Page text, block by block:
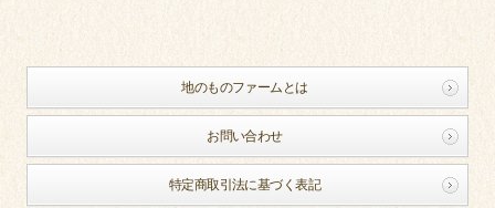
地のものファームとは
お問い合わせ
特定商取引法に基づく表記